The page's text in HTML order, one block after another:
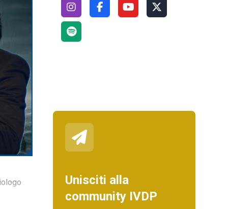
Unisciti alla
community IVDP